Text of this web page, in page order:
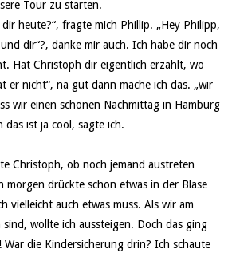
Tour zu starten.
heute?“, fragte mich Phillip. „Hey Philipp,
dir“?, danke mir auch. Ich habe dir noch
Hat Christoph dir eigentlich erzählt, wo
er nicht“, na gut dann mache ich das. „wir
wir einen schönen Nachmittag in Hamburg
das ist ja cool, sagte ich.
Christoph, ob noch jemand austreten
morgen drückte schon etwas in der Blase
vielleicht auch etwas muss. Als wir am
sind, wollte ich aussteigen. Doch das ging
die Kindersicherung drin? Ich schaute